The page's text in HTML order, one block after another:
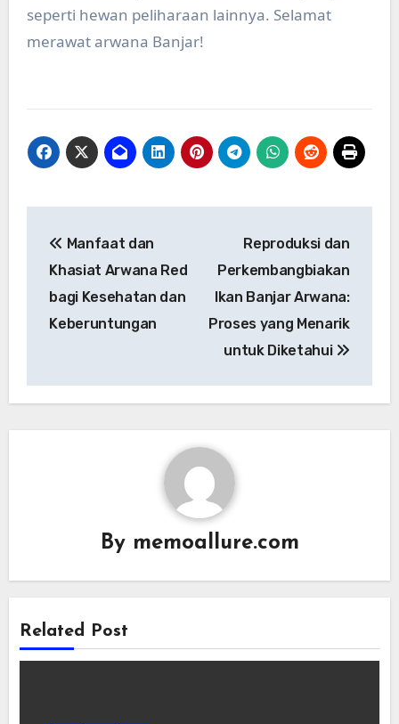
seperti hewan peliharaan lainnya. Selamat
merawat arwana Banjar!
navigation
Manfaat dan
Khasiat Arwana Red
bagi Kesehatan dan
Keberuntungan
Reproduksi dan
Perkembangbiakan
Ikan Banjar Arwana:
Proses yang Menarik
untuk Diketahui
By memoallure.com
Related Post